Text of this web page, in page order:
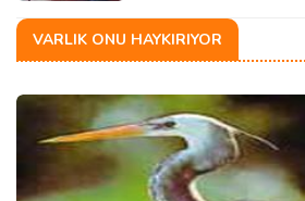
VARLIK ONU HAYKIRIYOR